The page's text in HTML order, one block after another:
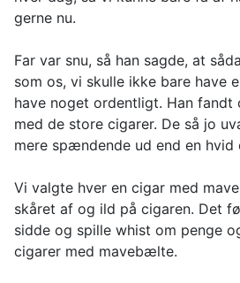
gerne nu.
Far var snu, så han sagde, at
som os, vi skulle ikke bare have
have noget ordentligt. Han fandt
med de store cigarer. De så jo
mere spændende ud end en hvid
Vi valgte hver en cigar med
skåret af og ild på cigaren. Det
sidde og spille whist om penge
cigarer med mavebælte.